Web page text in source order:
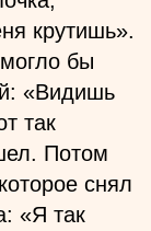
крутишь».
бы
«Видишь
так
Потом
снял
«Я так